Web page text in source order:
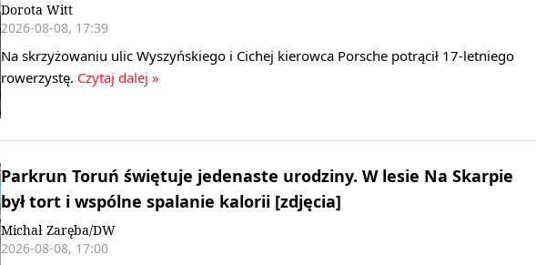
Dorota Witt
2026-08-08, 17:39
Na skrzyżowaniu ulic Wyszyńskiego i Cichej kierowca Porsche potrącił 17-letniego
rowerzystę. Czytaj dalej »
Parkrun Toruń świętuje jedenaste urodziny. W lesie Na Skarpie
był tort i wspólne spalanie kalorii [zdjęcia]
Michał Zaręba/DW
2026-08-08, 17:00